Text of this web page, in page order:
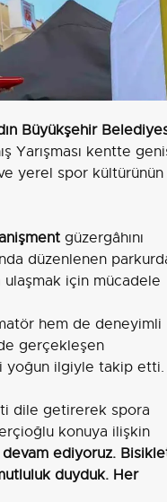
Büyükşehir
Yarışması kentte
yerel spor kültürünün
güzergâhını
düzenlenen
ulaşmak için mücadele
hem de deneyimli
gerçekleşen
yoğun ilgiyle takip etti.
dile getirerek spora
konuya ilişkin
ediyoruz.
duyduk. Her